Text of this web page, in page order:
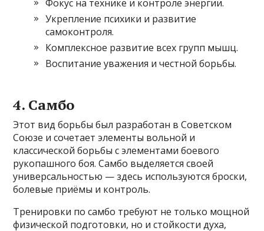
Фокус на технике и контроле энергии.
Укрепление психики и развитие
самоконтроля.
Комплексное развитие всех групп мышц.
Воспитание уважения и честной борьбы.
4. Самбо
Этот вид борьбы был разработан в Советском
Союзе и сочетает элементы вольной и
классической борьбы с элементами боевого
рукопашного боя. Самбо выделяется своей
универсальностью — здесь используются броски,
болевые приёмы и контроль.
Тренировки по самбо требуют не только мощной
физической подготовки, но и стойкости духа,